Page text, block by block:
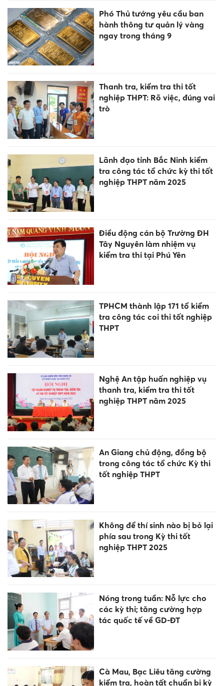
Phó Thủ tướng yêu cầu ban
hành thông tư quản lý vàng
ngay trong tháng 9
Thanh tra, kiểm tra thi tốt
nghiệp THPT: Rõ việc, đúng vai
trò
Lãnh đạo tỉnh Bắc Ninh kiểm
tra công tác tổ chức kỳ thi tốt
nghiệp THPT năm 2025
Điều động cán bộ Trường ĐH
Tây Nguyên làm nhiệm vụ
kiểm tra thi tại Phú Yên
TPHCM thành lập 171 tổ kiểm
tra công tác coi thi tốt nghiệp
THPT
Nghệ An tập huấn nghiệp vụ
thanh tra, kiểm tra thi tốt
nghiệp THPT năm 2025
An Giang chủ động, đồng bộ
trong công tác tổ chức Kỳ thi
tốt nghiệp THPT
Không để thí sinh nào bị bỏ lại
phía sau trong Kỳ thi tốt
nghiệp THPT 2025
Nóng trong tuần: Nỗ lực cho
các kỳ thi; tăng cường hợp
tác quốc tế về GD-ĐT
Cà Mau, Bạc Liêu tăng cường
kiểm tra, hoàn tất chuẩn bị kỳ